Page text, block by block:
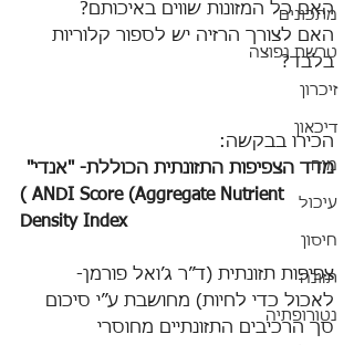
מתכונים
טרשת נפוצה
זיכרון
דיכאון
מוח
עיכול
חיסון
תזונה
נטורופתיה
האם כל המזונות שווים באיכותם?
האם לצורך הרזיה יש לספור קלוריות
בלבד?
הכירו בבקשה:
מדד הצפיפות התזונתית הכוללת- "אנדי"
( ANDI Score (Aggregate Nutrient
Density Index
צפיפות תזונתית (ד”ר ג’ואל פורמן-
לאכול כדי לחיות) מחושבת ע”י סיכום
סך הרכיבים התזונתיים מחוסרי